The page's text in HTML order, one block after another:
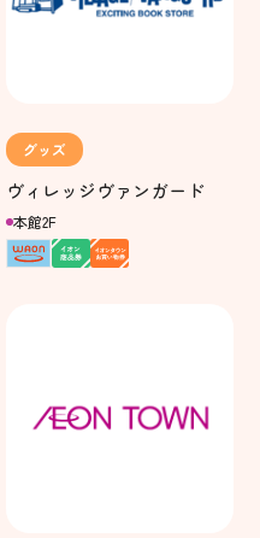
グッズ
ヴィレッジヴァンガード
本館2F